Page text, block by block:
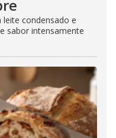
condensado e
sabor intensamente